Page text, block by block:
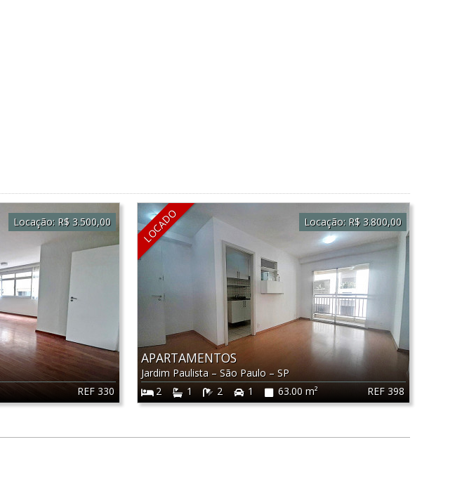
REF 330
Locação: R$ 3.500,00 LOCADO
REF 398
APARTAMENTOS
Jardim Paulista – São Paulo – SP
2
1 2 1 63.00 m²
Locação: R$ 3.800,00